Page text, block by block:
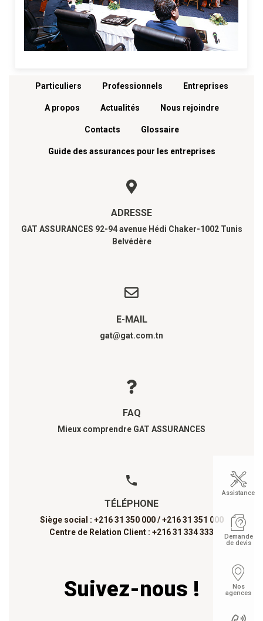
Menu footer
Particuliers Professionnels Entreprises
A propos Actualités Nous rejoindre
Contacts Glossaire
Guide des assurances pour les entreprises
ADRESSE
GAT ASSURANCES 92-94 avenue Hédi Chaker-1002 Tunis
Belvédère
E-MAIL
gat@gat.com.tn
FAQ
Mieux comprendre GAT ASSURANCES
TÉLÉPHONE
Siège social : +216 31 350 000 / +216 31 351 000
Centre de Relation Client : +216 31 334 333
Suivez-nous !
Assistance
Demande
de devis
Nos
agences